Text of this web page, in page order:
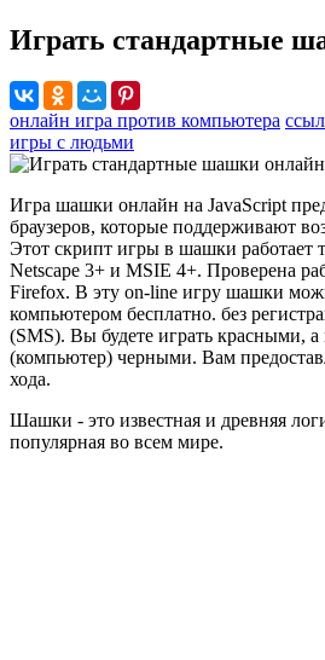
Играть стандартные
онлайн игра против компьютера
игры с людьми
Игра шашки онлайн на JavaScript
браузеров, которые поддерживают
Этот скрипт игры в шашки работает
Netscape 3+ и MSIE 4+. Проверена
Firefox. В эту on-line игру шашки
компьютером бесплатно. без
(SMS). Вы будете играть красными,
(компьютер) черными. Вам
хода.
Шашки - это известная и древняя
популярная во всем мире.